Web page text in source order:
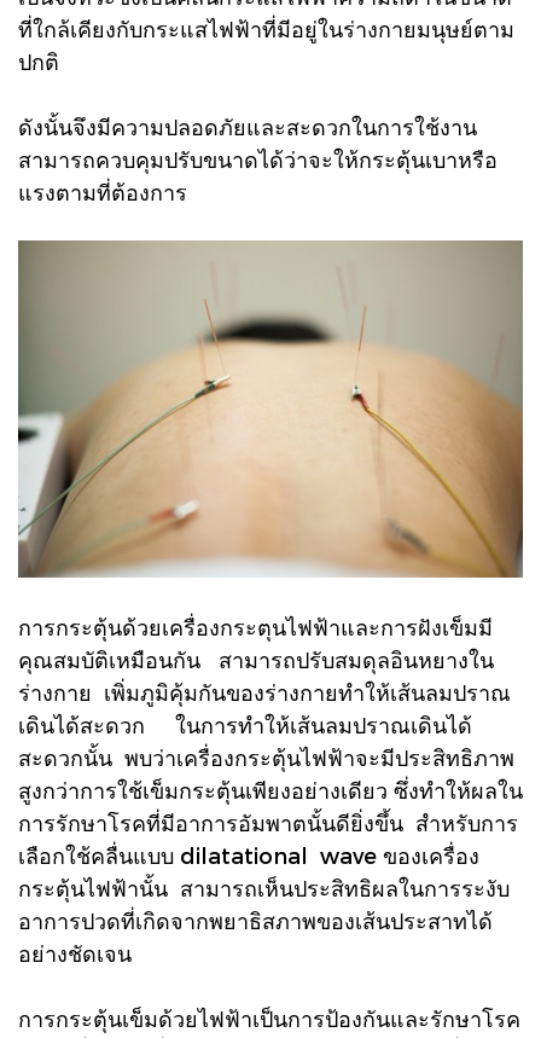
ที่ใกล้เคียงกับกระแสไฟฟ้าที่มีอยู่ในร่างกายมนุษย์ตาม
ปกติ
ดังนั้นจึงมีความปลอดภัยและสะดวกในการใช้งาน
สามารถควบคุมปรับขนาดได้ว่าจะให้กระตุ้นเบาหรือ
แรงตามที่ต้องการ
การกระตุ้นด้วยเครื่องกระตุนไฟฟ้าและการฝังเข็มมี
คุณสมบัติเหมือนกัน สามารถปรับสมดุลอินหยางใน
ร่างกาย เพิ่มภูมิคุ้มกันของร่างกายทำให้เส้นลมปราณ
เดินได้สะดวก ในการทำให้เส้นลมปราณเดินได้
สะดวกนั้น พบว่าเครื่องกระตุ้นไฟฟ้าจะมีประสิทธิภาพ
สูงกว่าการใช้เข็มกระตุ้นเพียงอย่างเดียว ซึ่งทำให้ผลใน
การรักษาโรคที่มีอาการอัมพาตนั้นดียิ่งขึ้น สำหรับการ
เลือกใช้คลื่นแบบ dilatational wave ของเครื่อง
กระตุ้นไฟฟ้านั้น สามารถเห็นประสิทธิผลในการระงับ
อาการปวดที่เกิดจากพยาธิสภาพของเส้นประสาทได้
อย่างชัดเจน
การกระตุ้นเข็มด้วยไฟฟ้าเป็นการป้องกันและรักษาโรค